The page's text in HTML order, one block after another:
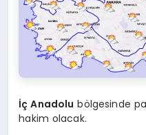
İç Anadolu bölgesinde
hakim olacak.